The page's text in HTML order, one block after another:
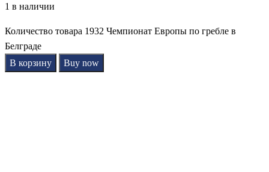
1 в наличии
Количество товара 1932 Чемпионат Европы по гребле в
Белграде
В корзину
Buy now